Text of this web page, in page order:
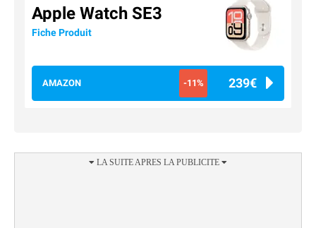
Apple Watch SE3
Fiche Produit
AMAZON -11% 239€